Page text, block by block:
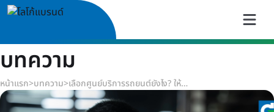
บทความ
หน้าแรก>บทความ> เลือกศูนย์บริการรถยนต์ยังไง? ให้ขับสบาย มั่นใจ และดูแลรถได้ครบในที่เดียว